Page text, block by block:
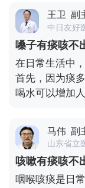
然后及时予以
治疗，比较常
疗，比较常用
面，还要多饮
炼增加免疫力。
王卫 副
中日友好
嗓子有痰咳不
在日常生活中
首先，因为痰
喝水可以增加
马伟 副
山东省立
咳嗽有痰咳不
咽喉咳痰是日